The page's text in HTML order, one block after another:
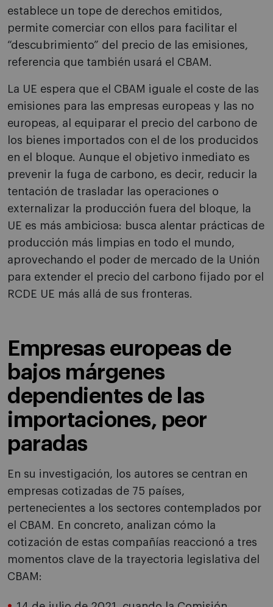
establece un tope de derechos emitidos,
permite comerciar con ellos para facilitar el
“descubrimiento” del precio de las emisiones,
referencia que también usará el CBAM.
La UE espera que el CBAM iguale el coste de las
emisiones para las empresas europeas y las no
europeas, al equiparar el precio del carbono de
los bienes importados con el de los producidos
en el bloque. Aunque el objetivo inmediato es
prevenir la fuga de carbono, es decir, reducir la
tentación de trasladar las operaciones o
externalizar la producción fuera del bloque, la
UE es más ambiciosa: busca alentar prácticas de
producción más limpias en todo el mundo,
aprovechando el poder de mercado de la Unión
para extender el precio del carbono fijado por el
RCDE UE más allá de sus fronteras.
Empresas europeas de
bajos márgenes
dependientes de las
importaciones, peor
paradas
En su investigación, los autores se centran en
empresas cotizadas de 75 países,
pertenecientes a los sectores contemplados por
el CBAM. En concreto, analizan cómo la
cotización de estas compañías reaccionó a tres
momentos clave de la trayectoria legislativa del
CBAM: